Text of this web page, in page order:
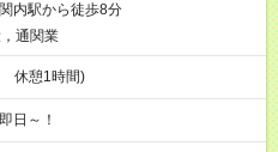
関内駅から徒歩8分
通関業
休憩1時間)
日～！